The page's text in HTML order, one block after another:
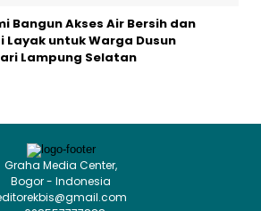
Bangun Akses Air Bersih dan
Layak untuk Warga Dusun
Lampung Selatan
Graha Media Center,
Bogor - Indonesia